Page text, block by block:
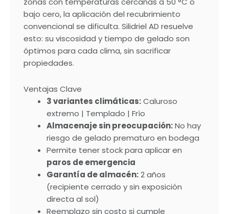
bajo cero, la aplicación del recubrimiento
convencional se dificulta. Silidriel AD resuelve
esto: su viscosidad y tiempo de gelado son
óptimos para cada clima, sin sacrificar
propiedades.
Ventajas Clave
3 variantes climáticas:Caluroso
extremo | Templado | Frío
Almacenaje sin preocupación:No hay
riesgo de gelado prematuro en bodega
Permite tener stock para aplicar en
paros de emergencia
Garantía de almacén:2 años
(recipiente cerrado y sin exposición
directa al sol)
Reemplazo sin costo si cumple